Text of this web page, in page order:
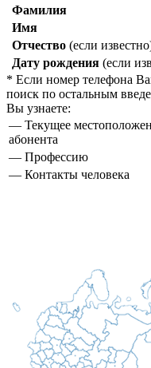
Фамилия
Имя
Отчество (если
Дату рождения (если
* Если номер телефона
поиск по остальным
Вы узнаете:
— Текущее
абонента
— Профессию
— Контакты человека